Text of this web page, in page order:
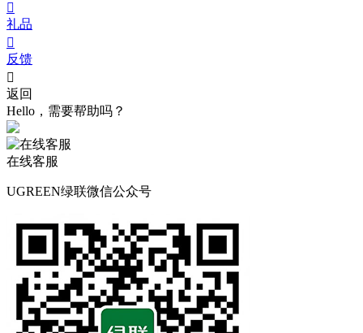

礼品

反馈

返回
Hello，需要帮助吗？
在线客服
UGREEN绿联微信公众号